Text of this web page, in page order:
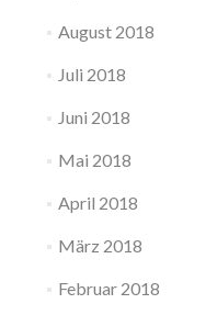
August 2018
Juli 2018
Juni 2018
Mai 2018
April 2018
März 2018
Februar 2018